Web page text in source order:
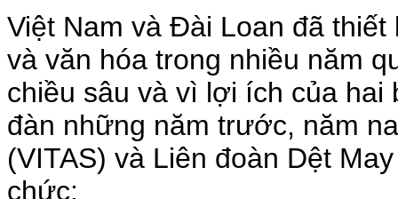
Việt Nam và Đài Loan đã
và văn hóa trong nhiều năm
chiều sâu và vì lợi ích của hai
đàn những năm trước, năm
(VITAS) và Liên đoàn Dệt
chức: